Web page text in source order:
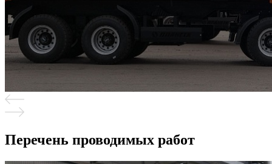
Перечень проводимых работ